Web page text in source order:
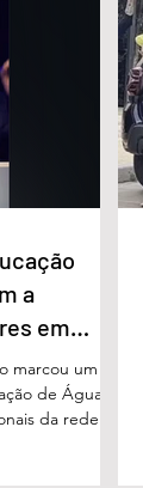
a
em
marcou um
de Águas
da rede